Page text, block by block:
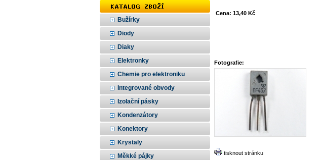
Bužírky
Diody
Diaky
Elektronky
Chemie pro elektroniku
Integrované obvody
Izolační pásky
Kondenzátory
Konektory
Krystaly
Měkké pájky
Cena: 13,40 Kč
Fotografie:
tisknout stránku